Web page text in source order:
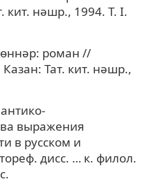
кит. нәшр., 1994. Т. I.
роман //
Тат. кит. нәшр.,
выражения
в русском и
дисс. … к. филол.